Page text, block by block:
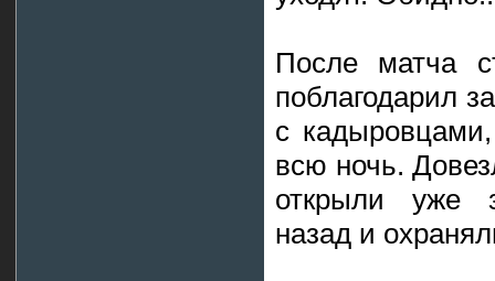
После матча
поблагодарил
с
всю ночь.
открыли уже
назад и